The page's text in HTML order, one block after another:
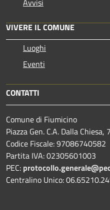
Avvisi
VIVERE IL COMUNE
Luoghi
Eventi
CONTATTI
Comune di Fiumicino
Piazza Gen. C.A. Dalla
Codice Fiscale: 97086740582
Partita IVA: 02305601003
PEC:
Centralino Unico: